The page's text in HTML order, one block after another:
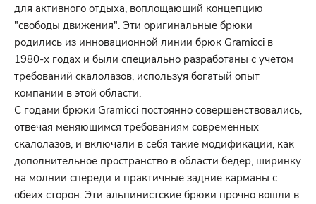
для активного отдыха, воплощающий концепцию
"свободы движения". Эти оригинальные брюки
родились из инновационной линии брюк Gramicci в
1980-х годах и были специально разработаны с учетом
требований скалолазов, используя богатый опыт
компании в этой области.
С годами брюки Gramicci постоянно совершенствовались,
отвечая меняющимся требованиям современных
скалолазов, и включали в себя такие модификации, как
дополнительное пространство в области бедер, ширинку
на молнии спереди и практичные задние карманы с
обеих сторон. Эти альпинистские брюки прочно вошли в